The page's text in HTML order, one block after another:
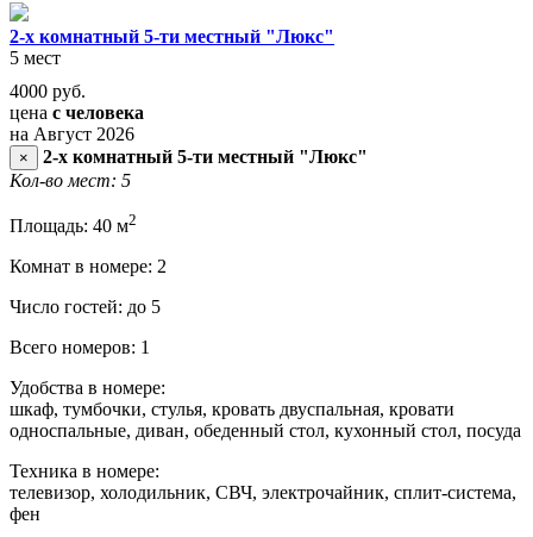
2-х комнатный 5-ти местный "Люкс"
5 мест
4000 руб.
цена с человека
на Август 2026
×
2-х комнатный 5-ти местный "Люкс"
Кол-во мест: 5
Площадь: 40 м2
Комнат в номере: 2
Число гостей: до 5
Всего номеров: 1
Удобства в номере:
шкаф, тумбочки, стулья, кровать двуспальная, кровати
односпальные, диван, обеденный стол, кухонный стол, посуда
Техника в номере:
телевизор, холодильник, СВЧ, электрочайник, сплит-система,
фен